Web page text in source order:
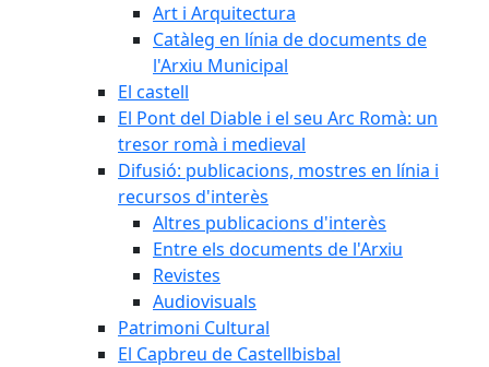
Art i Arquitectura
Catàleg en línia de documents de
l'Arxiu Municipal
El castell
El Pont del Diable i el seu Arc Romà: un
tresor romà i medieval
Difusió: publicacions, mostres en línia i
recursos d'interès
Altres publicacions d'interès
Entre els documents de l'Arxiu
Revistes
Audiovisuals
Patrimoni Cultural
El Capbreu de Castellbisbal